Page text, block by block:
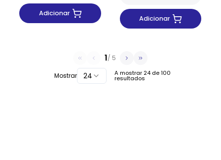
Adicionar
Adicionar
A mostrar 24de100
resultados
1/ 5
Mostrar 24